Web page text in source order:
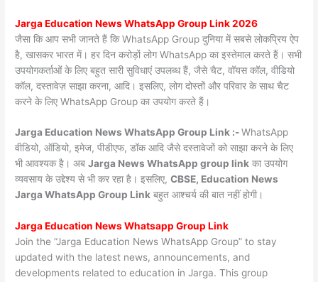
JargaEducation News WhatsApp Group Link 2026
जैसा कि आप सभी जानते हैं कि WhatsApp Group दुनिया में सबसे लोकप्रिय ऐप
है, खासकर भारत में। हर दिन करोड़ों लोग WhatsApp का इस्तेमाल करते हैं। सभी
उपयोगकर्ताओं के लिए बहुत सारी सुविधाएं उपलब्ध हैं, जैसे चैट, वॉयस कॉल, वीडियो
कॉल, दस्तावेज़ साझा करना, आदि। इसलिए, लोग दोस्तों और परिवार के साथ चैट
करने के लिए WhatsApp Group का उपयोग करते हैं।
Jarga Education News WhatsApp Group Link :-WhatsApp
वीडियो, ऑडियो, इमेज, पीडीएफ, डॉक आदि जैसे दस्तावेजों को साझा करने के लिए
भी आवश्यक है। अबJarga NewsWhatsApp group link का उपयोग
व्यवसाय के उद्देश्य से भी कर रहा है। इसलिए,CBSE, Education News
Jarga WhatsApp Group Link बहुत आश्चर्य की बात नहीं होगी।
Jarga Education News Whatsapp Group Link
Join the “Jarga Education News WhatsApp Group” to stay
updated with the latest news, announcements, and
developments related to education in Jarga. This group